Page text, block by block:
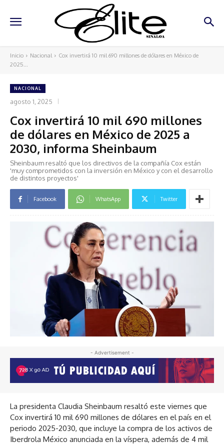
Inicio Nacional
Cox invertirá 10 mil 690 millones de dólares en México de
2025...
NACIONAL
agosto 1, 2025
Cox invertirá 10 mil 690 millones
de dólares en México de 2025 a
2030, informa Sheinbaum
Sheinbaum resaltó que los directivos de la compañía Cox están
'muy comprometidos con la inversión en México y con el desarrollo
de distintos proyectos'
Facebook WhatsApp Twitter
- Advertisement -
La presidenta Claudia Sheinbaum resaltó este viernes que
Cox invertirá 10 mil 690 millones de dólares en el país en el
periodo 2025-2030, que incluye la compra de los activos de
Iberdrola México anunciada en la víspera, además de 4 mil